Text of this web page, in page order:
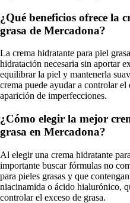
¿Qué beneficios ofrece la
grasa de Mercadona?
La crema hidratante para piel
hidratación necesaria sin aportar
equilibrar la piel y mantenerla
crema puede ayudar a controlar
aparición de imperfecciones.
¿Cómo elegir la mejor
grasa en Mercadona?
Al elegir una crema hidratante
importante buscar fórmulas no
para pieles grasas y que
niacinamida o ácido hialurónico,
controlar el exceso de grasa.